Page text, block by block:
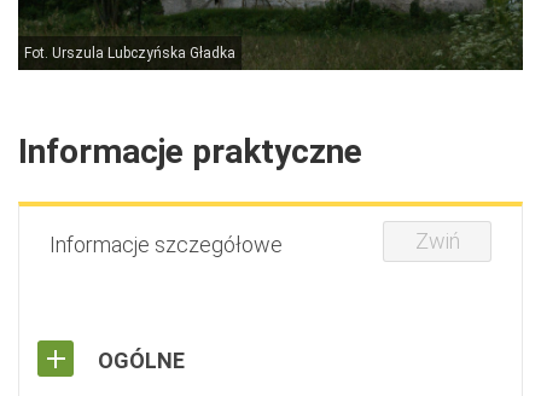
Fot. Urszula Lubczyńska Gładka
Informacje praktyczne
Informacje szczegółowe Zwiń
OGÓLNE